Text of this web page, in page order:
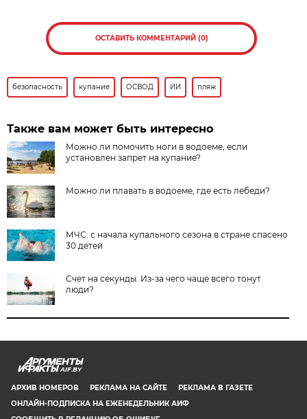
ОСТАВИТЬ КОММЕНТАРИЙ (0)
безопасность купание ОСВОД ИИ пляж
Также вам может быть интересно
Можно ли помочить ноги в водоеме, если
установлен запрет на купание?
Можно ли плавать в водоеме, где есть лебеди?
МЧС: с начала купального сезона в стране спасено
30 детей
Счет на секунды. Из-за чего чаще всего тонут
люди?
AIF.BY
АРХИВ НОМЕРОВ РЕКЛАМА НА САЙТЕ
РЕКЛАМА В ГАЗЕТЕ
ОНЛАЙН-ПОДПИСКА НА ЕЖЕНЕДЕЛЬНИК АИФ